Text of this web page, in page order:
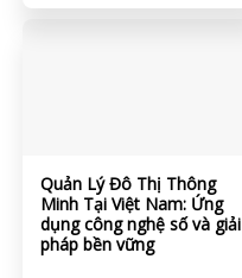
Quản Lý Đô Thị Thông
Minh Tại Việt Nam: Ứng
dụng công nghệ số và giải
pháp bền vững